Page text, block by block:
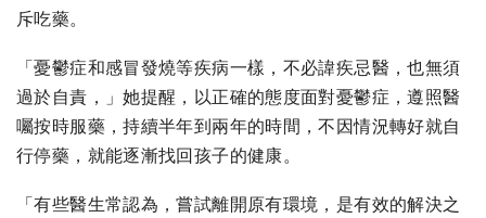
斥吃藥。
「憂鬱症和感冒發燒等疾病一樣，不必諱疾忌醫，也無須
過於自責，」她提醒，以正確的態度面對憂鬱症，遵照醫
囑按時服藥，持續半年到兩年的時間，不因情況轉好就自
行停藥，就能逐漸找回孩子的健康。
「有些醫生常認為，嘗試離開原有環境，是有效的解決之